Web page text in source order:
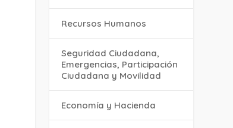
Recursos Humanos
Seguridad Ciudadana,
Emergencias, Participación
Ciudadana y Movilidad
Economía y Hacienda